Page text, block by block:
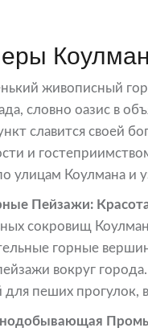
живописный
словно оазис в
славится своей
и
улицам Коулмана и
Пейзажи:
сокровищ
горные
вокруг
пеших прогулок,